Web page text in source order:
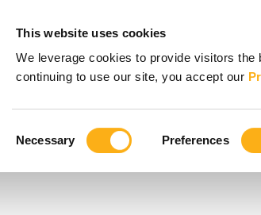
This website uses cookies
We leverage cookies to provide visitors
continuing to use our site, you accept our
Selection
Necessary Preferences